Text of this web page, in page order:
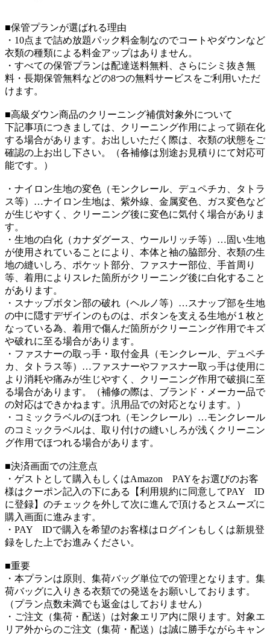
■保管プランが選ばれる理由
・10点まで詰め放題パック料金制なのでコートやダウンなど
衣類の種類による料金アップはありません。
・すべての保管プランは配達送料無料、さらにシミ抜き無
料・長期保管無料などの8つの無料サービスをご利用いただ
けます。
■高級ダウン商品のクリーニング補償対象外について
下記事項につきましては、クリーニング作用によって顕在化
する場合があります。お出しいただく際は、衣類の状態をご
確認の上お出し下さい。（各補修は別途お見積りにて対応可
能です。）
・ナイロン生地の変色（モンクレール、デュペチカ、タトラ
ス等）…ナイロン生地は、紫外線、金属変色、ガス変色など
が生じやすく、クリーニング後に変色に気付く場合がありま
す。
・生地の白化（カナダグース、ウールリッチ等）…固い生地
が使用されていることにより、本体と袖の脇部分、衣類の生
地の縫いしろ、ポケット部分、ファスナー部位、手首周り
等、着用によりスレた箇所がクリーニング後に白化すること
があります。
・スナップボタン部の破れ（ヘルノ等）…スナップ部を生地
の中に隠すデザインのものは、ボタンを支える生地が１枚と
なっている為、着用で傷んだ箇所がクリーニング作用でキズ
や破れに至る場合があります。
・ファスナーの取っ手・取付金具（モンクレール、デュペチ
カ、タトラス等）…ファスナーやファスナー取っ手は使用に
より消耗や痛みが生じやすく、クリーニング作用で破損に至
る場合があります。（補修の際は、ブランド・メーカー品で
の対応はできかねます。汎用品での対応となります。）
・コミックラベルのほつれ（モンクレール）…モンクレール
のコミックラベルは、取り付けの縫いしろが浅くクリーニン
グ作用でほつれる場合があります。
■決済画面での注意点
・ゲストとして購入もしくはAmazon PAYをお選びのお客
様はクーポン記入の下にある【利用規約に同意してPAY ID
に登録】のチェックを外して次に進んで頂けるとスムーズに
購入画面に進みます。
・PAY IDで購入を希望のお客様はログインもしくは新規登
録をした上でお進みください。
■重要
・本プランは原則、集荷バッグ単位での管理となります。集
荷バッグに入りきる衣類での発送をお願いしております。
（プラン点数未満でも返金はしておりません）
・ご注文（集荷・配送）は対象エリア内に限ります。対象エ
リア外からのご注文（集荷・配送）は誠に勝手ながらキャン